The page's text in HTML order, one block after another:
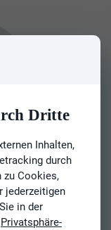
Dritte
Inhalten,
durch
zu Cookies,
jederzeitigen
in der
Privatsphäre-